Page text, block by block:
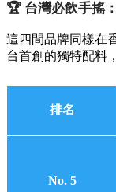
🏆 台灣必飲手搖
這四間品牌同樣在
台首創的獨特配料
排名
No. 5